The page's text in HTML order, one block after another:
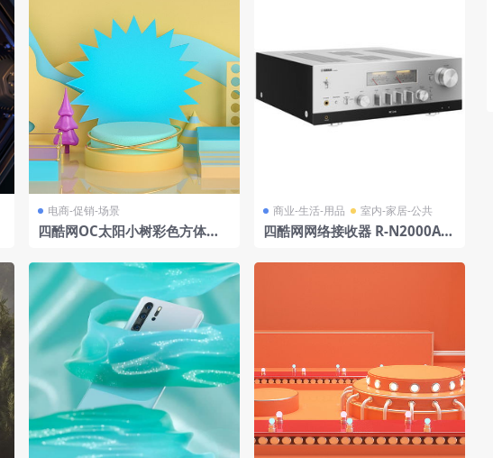
电商-促销-场景
四酷网OC太阳小树彩色方体电
商业-生活-用品 室内-家居-公共
四酷网网络接收器 R-N2000A